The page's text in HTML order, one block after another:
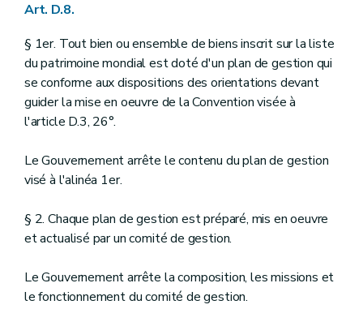
Art. D.8.
§ 1er. Tout bien ou ensemble de biens inscrit sur la liste
du patrimoine mondial est doté d'un plan de gestion qui
se conforme aux dispositions des orientations devant
guider la mise en oeuvre de la Convention visée à
l'article D.3, 26°.
Le Gouvernement arrête le contenu du plan de gestion
visé à l'alinéa 1er.
§ 2. Chaque plan de gestion est préparé, mis en oeuvre
et actualisé par un comité de gestion.
Le Gouvernement arrête la composition, les missions et
le fonctionnement du comité de gestion.